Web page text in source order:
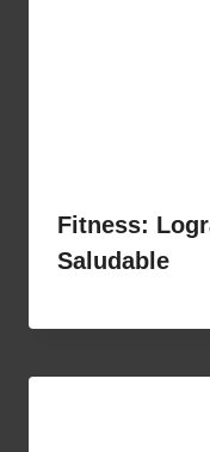
Fitness:
Saludable